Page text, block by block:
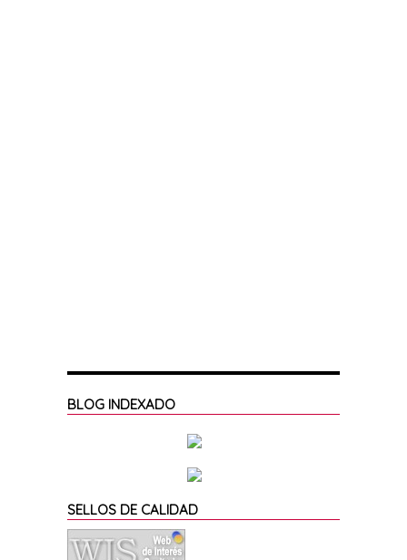
BLOG INDEXADO
SELLOS DE CALIDAD